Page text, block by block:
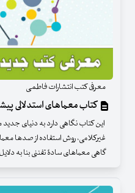
معرفی کتب انتشارات فاطمی
کتاب معماهای استدلالی
این کتاب نگاهی دارد به دنیای
غیرکلامی، روش استفاده از صدها
گاهی معماهای سادۀ تفننی بنا به